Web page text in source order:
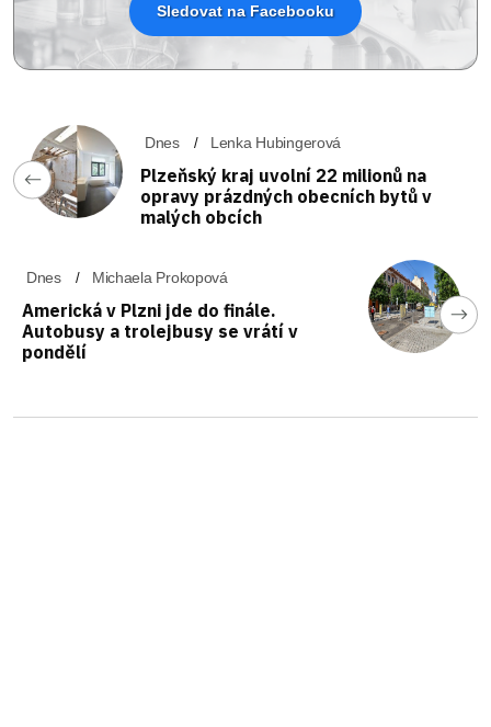
Sledovat na Facebooku
Dnes Lenka Hubingerová
Plzeňský kraj uvolní 22 milionů na
opravy prázdných obecních bytů v
malých obcích
Dnes Michaela Prokopová
Americká v Plzni jde do finále.
Autobusy a trolejbusy se vrátí v
pondělí